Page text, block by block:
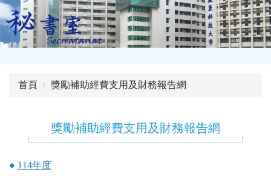
區
首頁 獎勵補助經費支用及財務報告網
獎勵補助經費支用及財務報告網
● 114年度